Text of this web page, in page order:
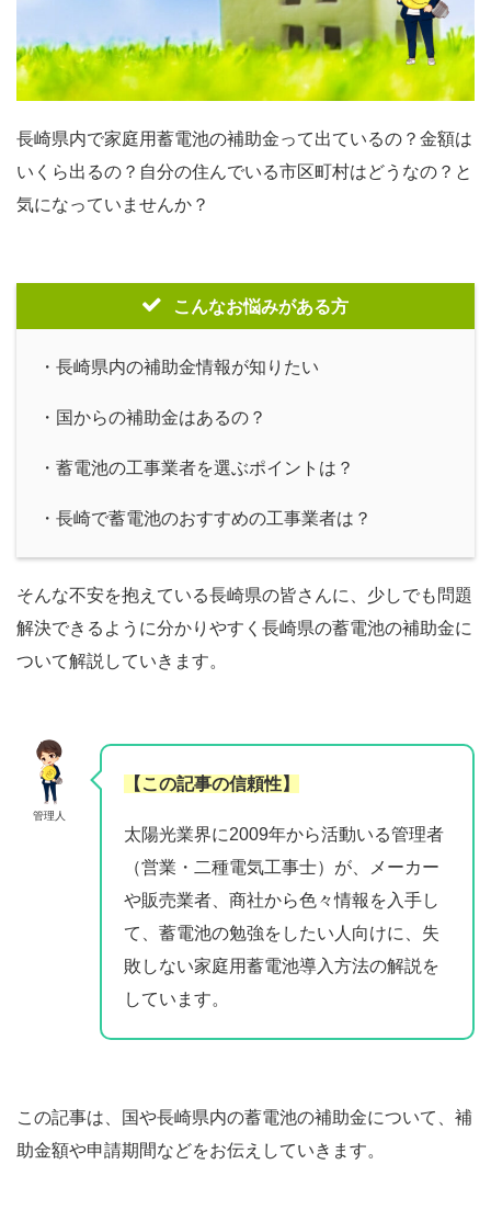
長崎県内で家庭用蓄電池の補助金って出ているの？金額は
いくら出るの？自分の住んでいる市区町村はどうなの？と
気になっていませんか？
こんなお悩みがある方
・長崎県内の補助金情報が知りたい
・国からの補助金はあるの？
・蓄電池の工事業者を選ぶポイントは？
・長崎で蓄電池のおすすめの工事業者は？
そんな不安を抱えている長崎県の皆さんに、少しでも問題
解決できるように分かりやすく長崎県の蓄電池の補助金に
ついて解説していきます。
管理人
【この記事の信頼性】
太陽光業界に2009年から活動いる管理者
（営業・二種電気工事士）が、メーカー
や販売業者、商社から色々情報を入手し
て、蓄電池の勉強をしたい人向けに、失
敗しない家庭用蓄電池導入方法の解説を
しています。
この記事は、国や長崎県内の蓄電池の補助金について、補
助金額や申請期間などをお伝えしていきます。